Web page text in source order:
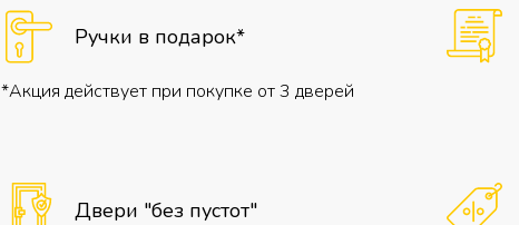
Ручки в подарок*
*Акция действует при покупке от 3 дверей
Двери "без пустот"